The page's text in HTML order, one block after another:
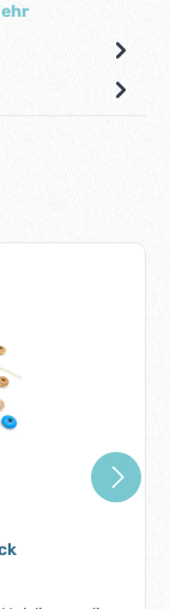
von 5 von 5